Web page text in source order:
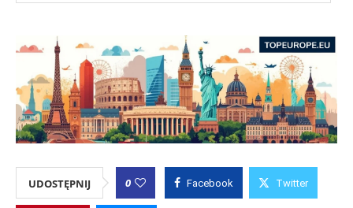
UDOSTĘPNIJ 0 Facebook Twitter